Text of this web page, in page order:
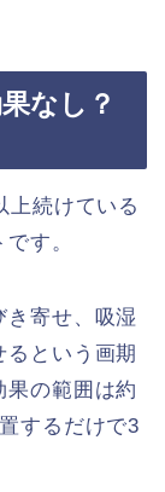
なし？
上続けている
す。
き寄せ、吸湿
るという画期
果の範囲は約
するだけで3